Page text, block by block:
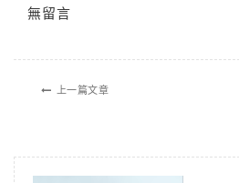
無留言
上一篇文章